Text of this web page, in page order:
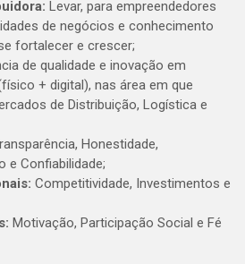
Levar, para empreendedores
de negócios e conhecimento
fortalecer e crescer;
de qualidade e inovação em
+ digital), nas área em que
de Distribuição, Logística e
Honestidade,
e Confiabilidade;
Competitividade, Investimentos e
Motivação, Participação Social e Fé